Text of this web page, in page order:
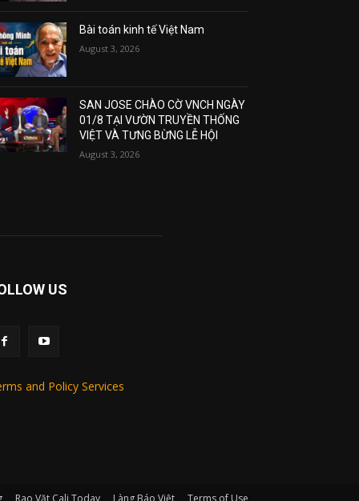
Bài toán kinh tế Việt Nam
August 3, 2026
SAN JOSE CHÀO CỜ VNCH NGÀY
01/8 TẠI VƯỜN TRUYỀN THỐNG
VIỆT VÀ TƯNG BỪNG LỄ HỘI
August 3, 2026
US
and Policy Services
Rao Vặt Cali Today Làng Báo Việt Terms of Use